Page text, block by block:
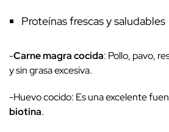
Proteínas frescas y saludables
-Carne magra cocida: Pollo, pavo,
y sin grasa excesiva.
-Huevo cocido: Es una excelente
biotina.